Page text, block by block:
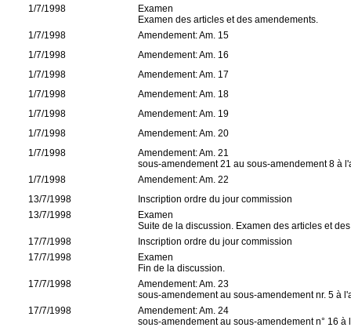
1/7/1998
Examen
Examen des articles et des amendements.
1/7/1998
Amendement: Am. 15
1/7/1998
Amendement: Am. 16
1/7/1998
Amendement: Am. 17
1/7/1998
Amendement: Am. 18
1/7/1998
Amendement: Am. 19
1/7/1998
Amendement: Am. 20
1/7/1998
Amendement: Am. 21
sous-amendement 21 au sous-amendement 8 à
1/7/1998
Amendement: Am. 22
13/7/1998
Inscription ordre du jour commission
13/7/1998
Examen
Suite de la discussion. Examen des articles et
17/7/1998
Inscription ordre du jour commission
17/7/1998
Examen
Fin de la discussion.
17/7/1998
Amendement: Am. 23
sous-amendement au sous-amendement nr. 5 à
17/7/1998
Amendement: Am. 24
sous-amendement au sous-amendement n° 16